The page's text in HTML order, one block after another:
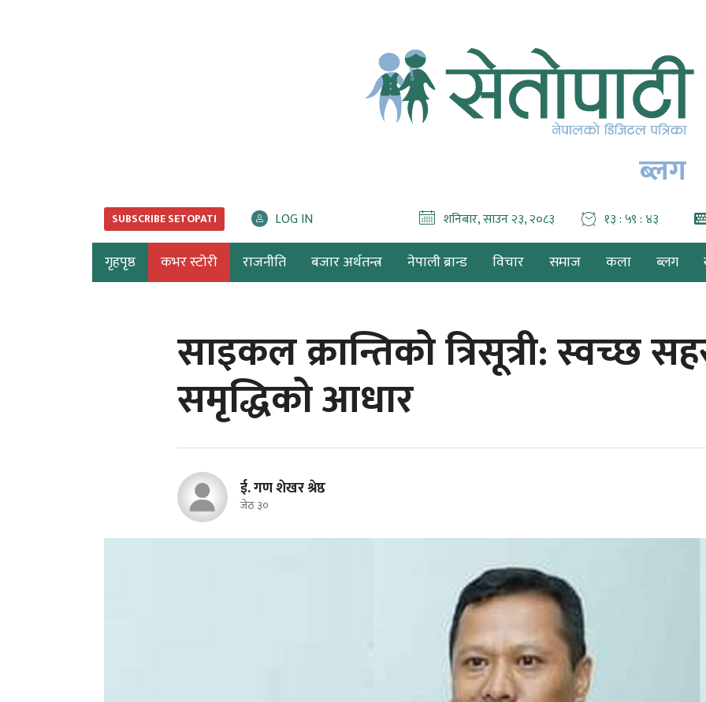
ब्लग
SUBSCRIBE SETOPATI LOG IN शनिबार, साउन २३, २०८३ १३ : ५९ : ४४
गृहपृष्ठ कभर स्टोरी राजनीति बजार अर्थतन्त्र नेपाली ब्रान्ड विचार समाज कला ब्लग
साइकल क्रान्तिको त्रिसूत्री: स्वच्छ
समृद्धिको आधार
ई. गण शेखर श्रेष्ठ
जेठ ३०